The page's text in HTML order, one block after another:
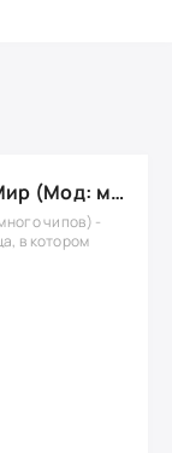
Toilet Fight Открытый Мир (Мод: много чипов, денег, все открыто, бессмертие, урон, 50+ читов)
чипов) -
в котором